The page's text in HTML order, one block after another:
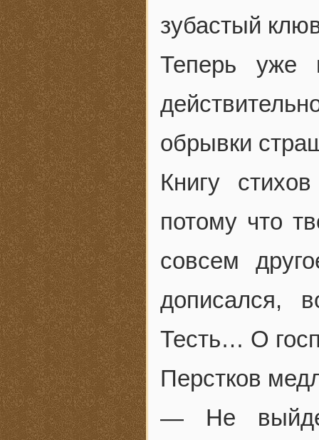
зубастый
Теперь
обрывки
Книгу
потому что
совсем
дописался,
Тесть… О
Перстков
— Не